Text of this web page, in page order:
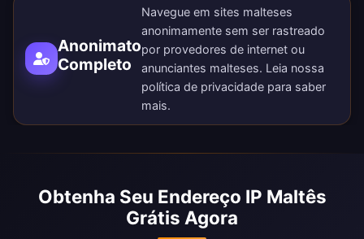
Anonimato
Completo
Navegue em sites malteses
anonimamente sem ser rastreado
por provedores de internet ou
anunciantes malteses. Leia nossa
política de privacidade para saber
mais.
Obtenha Seu Endereço IP Maltês
Grátis Agora